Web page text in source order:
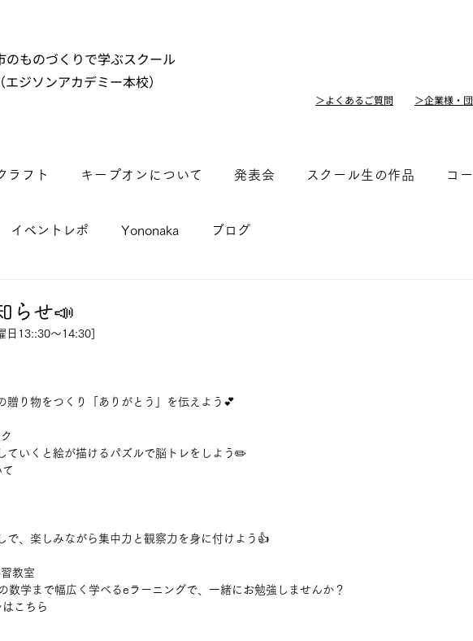
のものづくりで学ぶスクール
ジソンアカデミー本校）
＞よくあるご質問 ＞企業様・
ラフト キープオンについて 発表会 スクール生の作品 コ
イベントレポ Yononaka ブログ
らせ📣
日13::30〜14:30]
贈り物をつくり「ありがとう」を伝えよう💕
ていくと絵が描けるパズルで脳トレをしよう✏️
で、楽しみながら集中力と観察力を身に付けよう👍
教室
数学まで幅広く学べるeラーニングで、一緒にお勉強しませんか？
こちら